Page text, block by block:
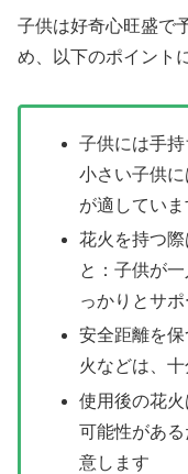
子供は好奇心旺盛で
め、以下のポイント
子供には手
小さい子供
が適していま
花火を持つ
と：子供が
っかりとサ
安全距離を
火などは、
使用後の花
可能性があ
意します